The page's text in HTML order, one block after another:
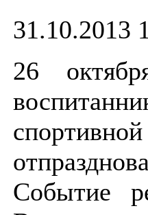
31.10.2013
26
Событие